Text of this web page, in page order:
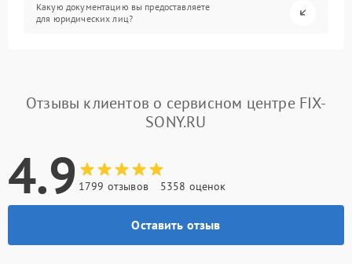
Какую документацию вы предоставляете
для юридических лиц?
Отзывы клиентов о сервисном центре FIX-
SONY.RU
4.9 1799 отзывов 5358 оценок
Оставить отзыв